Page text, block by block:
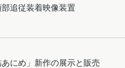
追従装着映像装置
にめ」新作の展示と販売